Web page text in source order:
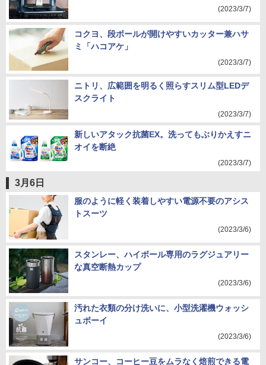
(2023/3/7)
コクヨ、段ボールが開けやすいカッター兼ハサ
ミ「ハコアケ」
(2023/3/7)
ニトリ、広範囲を明るく照らすスリム型LEDデ
スクライト
(2023/3/7)
新しいアタック抗菌EX。洗ってもぶりかえすニ
オイを断絶
(2023/3/7)
3月6日
服のように軽く装着しやすい電源不要のアシス
トスーツ
(2023/3/6)
スタンレー、ハイボール専用のラグジュアリー
な真空断熱カップ
(2023/3/6)
汚れた衣類の分け洗いに、小型洗濯機ウォッシ
ュボーイ
(2023/3/6)
サンコー、コーヒー豆をムラなく焙煎できる電